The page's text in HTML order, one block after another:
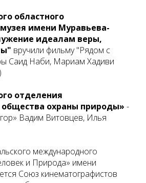
областного
имени Муравьева-
идеалам веры,
вручили фильму "Рядом с
Саид Наби, Мариам Хадиви
отделения
общества охраны природы» -
Вадим Витовцев, Илья
международного
и Природа» имени
Союз кинематографистов